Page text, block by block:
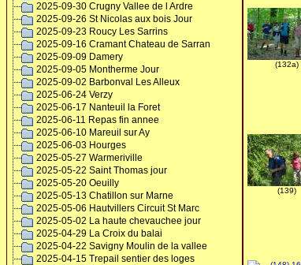
2025-09-30 Crugny Vallee de l Ardre
2025-09-26 St Nicolas aux bois Jour
2025-09-23 Roucy Les Sarrins
2025-09-16 Cramant Chateau de Sarran
2025-09-09 Damery
2025-09-05 Montherme Jour
2025-09-02 Barbonval Les Alleux
2025-06-24 Verzy
2025-06-17 Nanteuil la Foret
2025-06-11 Repas fin annee
2025-06-10 Mareuil sur Ay
2025-06-03 Hourges
2025-05-27 Warmeriville
2025-05-22 Saint Thomas jour
2025-05-20 Oeuilly
2025-05-13 Chatillon sur Marne
2025-05-06 Hautvillers Circuit St Marc
2025-05-02 La haute chevauchee jour
2025-04-29 La Croix du balai
2025-04-22 Savigny Moulin de la vallee
2025-04-15 Trepail sentier des loges
(132a)
(139)